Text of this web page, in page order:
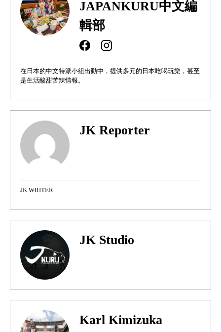
JAPANKURU中文編
輯部
在日本的中文特派小組出動中，提供多元的日本吃喝玩樂，甚至
是生活酸甜苦辣情報。
JK Reporter
JK WRITER
JK Studio
Karl Kimizuka